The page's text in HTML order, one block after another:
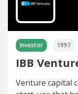
Investor 1997
IBB
Venture capital